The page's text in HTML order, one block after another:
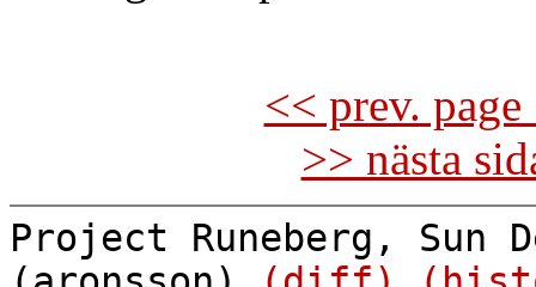
<< prev.
>> nästa
Project Runeberg, Sun